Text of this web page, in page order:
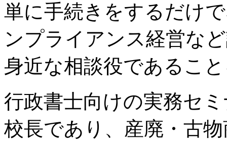
単に手続きをするだけ
ンプライアンス経営な
身近な相談役であるこ
行政書士向けの実務セ
校長であり、産廃・古